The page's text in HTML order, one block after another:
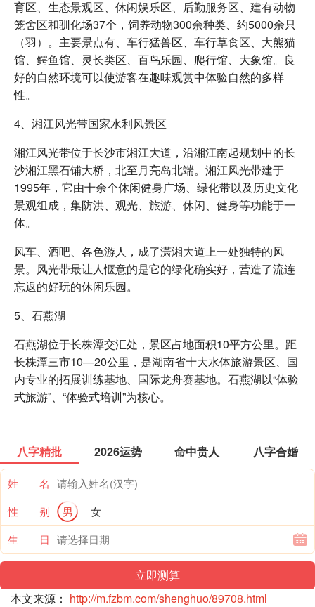
育区、生态景观区、休闲娱乐区、后勤服务区、建有动物
笼舍区和驯化场37个，饲养动物300余种类、约5000余只
（羽）。主要景点有、车行猛兽区、车行草食区、大熊猫
馆、鳄鱼馆、灵长类区、百鸟乐园、爬行馆、大象馆。良
好的自然环境可以使游客在趣味观赏中体验自然的多样
性。
4、湘江风光带国家水利风景区
湘江风光带位于长沙市湘江大道，沿湘江南起规划中的长
沙湘江黑石铺大桥，北至月亮岛北端。湘江风光带建于
1995年，它由十余个休闲健身广场、绿化带以及历史文化
景观组成，集防洪、观光、旅游、休闲、健身等功能于一
体。
风车、酒吧、各色游人，成了潇湘大道上一处独特的风
景。风光带最让人惬意的是它的绿化确实好，营造了流连
忘返的好玩的休闲乐园。
5、石燕湖
石燕湖位于长株潭交汇处，景区占地面积10平方公里。距
长株潭三市10—20公里，是湖南省十大水体旅游景区、国
内专业的拓展训练基地、国际龙舟赛基地。石燕湖以“体验
式旅游”、“体验式培训”为核心。
八字精批 2026运势 命中贵人 八字合婚
姓 名
性 别
男
女
生 日
本文来源： http://m.fzbm.com/shenghuo/89708.html